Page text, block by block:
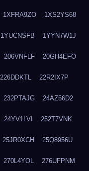
1XFRA9ZO 1XS2YS68
1YUCNSFB 1YYN7W1J
206VNFLF 20GH4EFO
226DDKTL 22R2IX7P
232PTAJG 24AZ56D2
24YV1LVI 252T7VNK
25JR0XCH 25Q8956U
270L4YOL 276UFPNM